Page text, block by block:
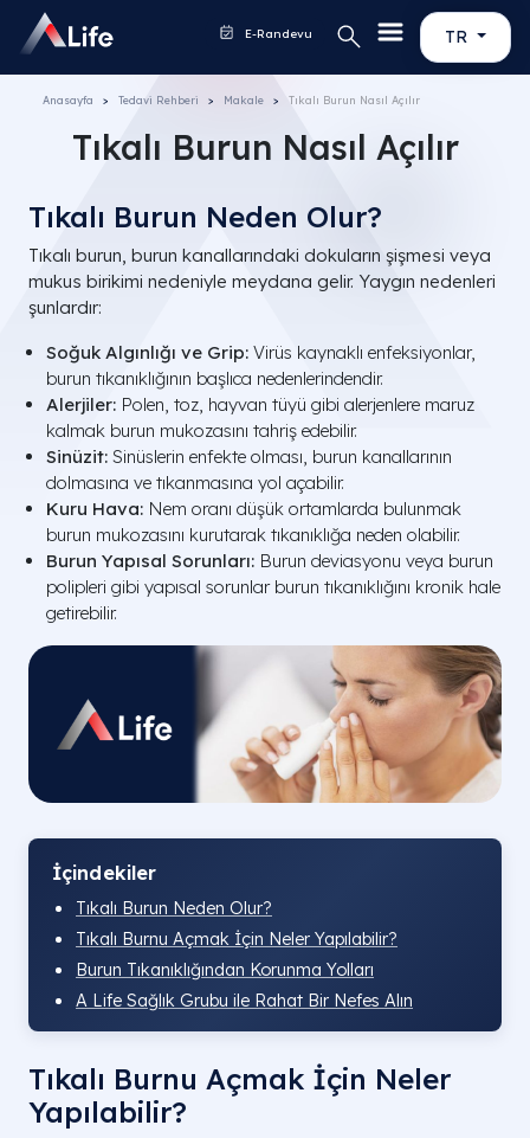
TR
E-Randevu
Anasayfa Tedavi Rehberi Makale Tıkalı Burun Nasıl Açılır
Tıkalı Burun Nasıl Açılır
Tıkalı Burun Neden Olur?
Tıkalı burun, burun kanallarındaki dokuların şişmesi veya
mukus birikimi nedeniyle meydana gelir. Yaygın nedenleri
şunlardır:
Soğuk Algınlığı ve Grip: Virüs kaynaklı enfeksiyonlar,
burun tıkanıklığının başlıca nedenlerindendir.
Alerjiler: Polen, toz, hayvan tüyü gibi alerjenlere maruz
kalmak burun mukozasını tahriş edebilir.
Sinüzit: Sinüslerin enfekte olması, burun kanallarının
dolmasına ve tıkanmasına yol açabilir.
Kuru Hava: Nem oranı düşük ortamlarda bulunmak
burun mukozasını kurutarak tıkanıklığa neden olabilir.
Burun Yapısal Sorunları: Burun deviasyonu veya burun
polipleri gibi yapısal sorunlar burun tıkanıklığını kronik hale
getirebilir.
İçindekiler
Tıkalı Burun Neden Olur?
Tıkalı Burnu Açmak İçin Neler Yapılabilir?
Burun Tıkanıklığından Korunma Yolları
A Life Sağlık Grubu ile Rahat Bir Nefes Alın
Tıkalı Burnu Açmak İçin Neler
Yapılabilir?